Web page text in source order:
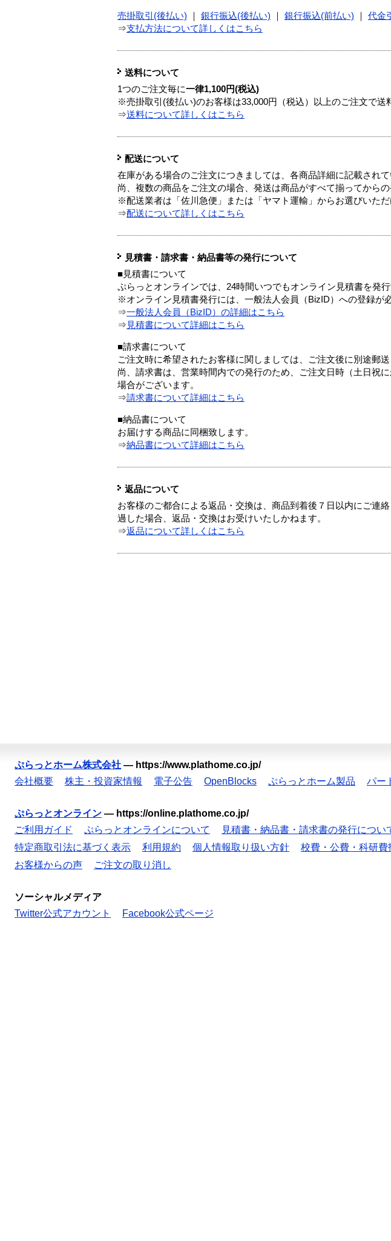
売掛取引(後払い) 銀行振込(後払い) 銀行振込(前払い) 代金
⇒支払方法について詳しくはこちら
送料について
1つのご注文毎に一律1,100円(税込)
※売掛取引(後払い)のお客様は33,000円（税込）以上のご注文で送
⇒送料について詳しくはこちら
配送について
在庫がある場合のご注文につきましては、各商品詳細に記載され
尚、複数の商品をご注文の場合、発送は商品がすべて揃ってからの
※配送業者は「佐川急便」または「ヤマト運輸」からお選びいただ
⇒配送について詳しくはこちら
見積書・請求書・納品書等の発行について
■見積書について
ぷらっとオンラインでは、24時間いつでもオンライン見積書を発行
※オンライン見積書発行には、一般法人会員（BizID）への登録が
⇒一般法人会員（BizID）の詳細はこちら
⇒ 見積書について詳細はこちら
■請求書について
ご注文時に希望されたお客様に関しましては、ご注文後に別途郵送
尚、請求書は、営業時間内での発行のため、ご注文日時（土日祝
場合がございます。
⇒請求書について詳細はこちら
■納品書について
お届けする商品に同梱致します。
⇒納品書について詳細はこちら
返品について
お客様のご都合による返品・交換は、商品到着後７日以内にご連
過した場合、返品・交換はお受けいたしかねます。
⇒返品について詳しくはこちら
ぷらっとホーム株式会社 — https://www.plathome.co.jp/
会社概要
株主・投資家情報 電子公告 OpenBlocks ぷらっとホーム製品 パー
ぷらっとオンライン — https://online.plathome.co.jp/
ご利用ガイド
ぷらっとオンラインについて 見積書・納品書・請求書の発行につい
特定商取引法に基づく表示
利用規約 個人情報取り扱い方針 校費・公費・科研
お客様からの声
ご注文の取り消し
ソーシャルメディア
Twitter公式アカウント
Facebook公式ページ